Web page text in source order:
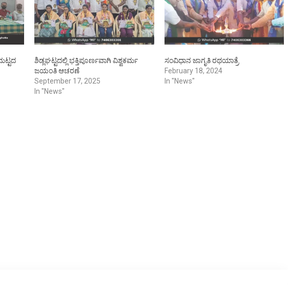
ಶಿಡ್ಲಘಟ್ಟದಲ್ಲಿ ಭಕ್ತಿಪೂರ್ಣವಾಗಿ ವಿಶ್ವಕರ್ಮ
ಜಯಂತಿ ಆಚರಣೆ
September 17, 2025
In "News"
ಸಂವಿಧಾನ ಜಾಗೃತಿ ರಥಯಾತ್ರೆ
February 18, 2024
In "News"